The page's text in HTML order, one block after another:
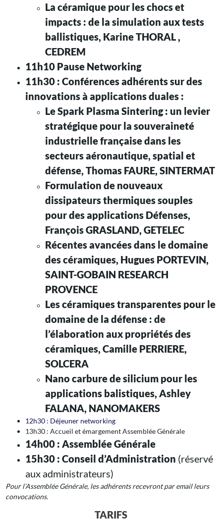
La céramique pour les chocs et
impacts : de la simulation aux tests
ballistiques, Karine THORAL ,
CEDREM
11h10 Pause Networking
11h30 : Conférences adhérents sur des
innovations à applications duales :
Le Spark Plasma Sintering : un levier
stratégique pour la souveraineté
industrielle française dans les
secteurs aéronautique, spatial et
défense, Thomas FAURE, SINTERMAT
Formulation de nouveaux
dissipateurs thermiques souples
pour des applications Défenses,
François GRASLAND, GETELEC
Récentes avancées dans le domaine
des céramiques, Hugues PORTEVIN,
SAINT-GOBAIN RESEARCH
PROVENCE
Les céramiques transparentes pour le
domaine de la défense : de
l’élaboration aux propriétés des
céramiques,Camille PERRIERE,
SOLCERA
Nano carbure de silicium pour les
applications balistiques, Ashley
FALANA, NANOMAKERS
12h30 : Déjeuner networking
13h30 : Accueil et émargement Assemblée Générale
14h00 : Assemblée Générale
15h30 : Conseil d’Administration (réservé
aux administrateurs)
Pour l’Assemblée Générale, les adhérents recevront par email leurs
convocations.
TARIFS